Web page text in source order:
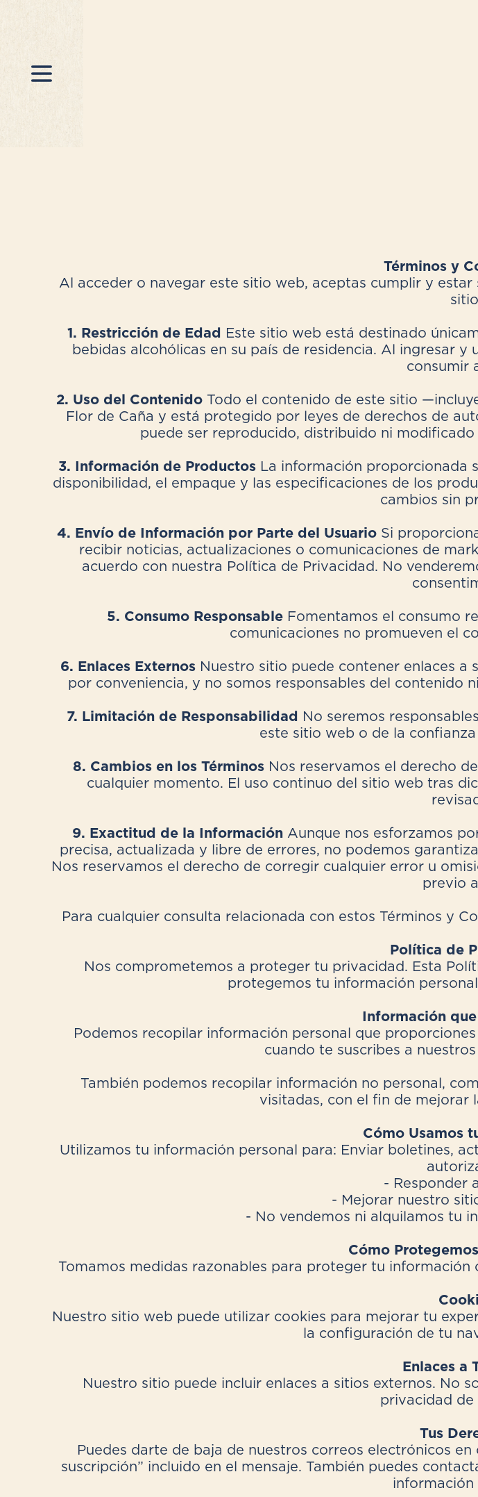
Términos y
Al acceder o navegar este sitio web, aceptas cumplir y
1. Restricción de Edad Este sitio web está destinado
bebidas alcohólicas en su país de residencia. Al ingresar
consumir
2. Uso del Contenido Todo el contenido de este sitio
Flor de Caña y está protegido por leyes de derechos de
puede ser reproducido, distribuido ni
3. Información de Productos La información proporcionada
disponibilidad, el empaque y las especificaciones de los
cambios sin
4. Envío de Información por Parte del Usuario Si
recibir noticias, actualizaciones o comunicaciones de
acuerdo con nuestra Política de Privacidad. No
5. Consumo Responsable Fomentamos el consumo
comunicaciones no promueven el
6. Enlaces Externos Nuestro sitio puede contener enlaces a
por conveniencia, y no somos responsables del contenido
7. Limitación de Responsabilidad No seremos
este sitio web o de la
8. Cambios en los Términos Nos reservamos el derecho
cualquier momento. El uso continuo del sitio web tras
9. Exactitud de la Información Aunque nos esforzamos
precisa, actualizada y libre de errores, no podemos
Nos reservamos el derecho de corregir cualquier error u
previo
Para cualquier consulta relacionada con estos Términos y
Política de
Nos comprometemos a proteger tu privacidad. Esta
protegemos tu información
Información
Podemos recopilar información personal que
cuando te suscribes a
También podemos recopilar información no personal,
visitadas, con el fin de mejorar
Cómo Usamos
Utilizamos tu información personal para: Enviar boletines,
- Responder
- Mejorar nuestro
- No vendemos ni alquilamos tu
Cómo
Tomamos medidas razonables para proteger tu
Nuestro sitio web puede utilizar cookies para mejorar tu
la configuración de tu
Enlaces a
Nuestro sitio puede incluir enlaces a sitios externos. No
privacidad de
Tus
Puedes darte de baja de nuestros correos electrónicos
suscripción” incluido en el mensaje. También puedes
información